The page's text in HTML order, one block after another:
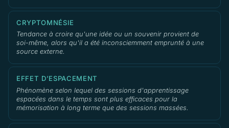
CRYPTOMNÉSIE
Tendance à croire qu'une idée ou un souvenir provient de
soi-même, alors qu'il a été inconsciemment emprunté à une
source externe.
EFFET D’ESPACEMENT
Phénomène selon lequel des sessions d'apprentissage
espacées dans le temps sont plus efficaces pour la
mémorisation à long terme que des sessions massées.